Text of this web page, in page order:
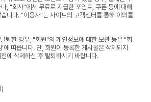
, "회사"에서 무료로 지급한 포인트, 쿠폰 등에 대해
니다. "이용자"는 사이트의 고객센터를 통해 이의를
퇴한 경우, "회원"의 개인정보에 대한 보관 등은 "회
따릅니다. 단, 회원이 등록한 게시물은 삭제되지
에 삭제하신 후 탈퇴하시기 바랍니다.
)